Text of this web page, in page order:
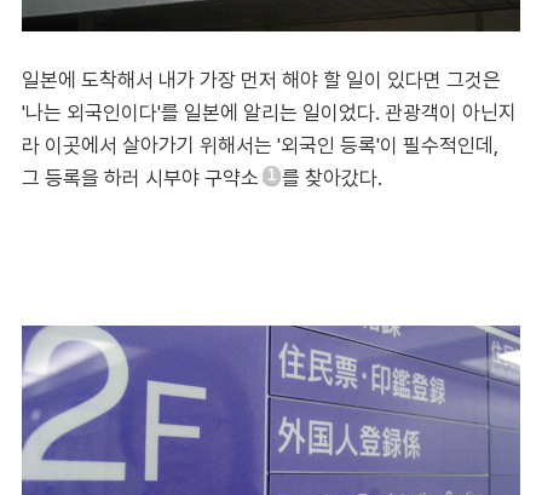
일본에 도착해서 내가 가장 먼저 해야 할 일이 있다면 그것은
'나는 외국인이다'를 일본에 알리는 일이었다. 관광객이 아닌지
라 이곳에서 살아가기 위해서는 '외국인 등록'이 필수적인데,
그 등록을 하러 시부야 구약소
1 를 찾아갔다.